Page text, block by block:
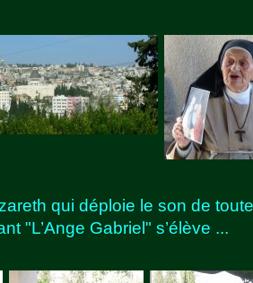
qui déploie le son de
"L’Ange Gabriel" s’élève ...